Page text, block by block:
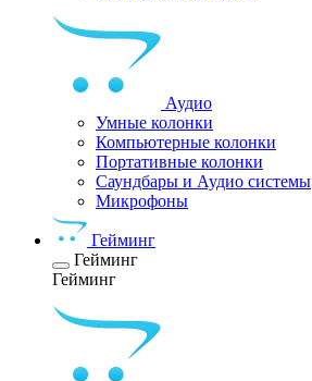
Аудио
Умные колонки
Компьютерные колонки
Портативные колонки
Саундбары и Аудио системы
Микрофоны
Гейминг
Гейминг
Гейминг